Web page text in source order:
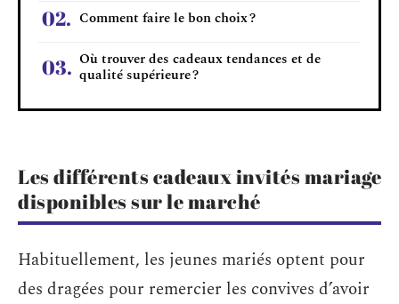
Comment faire le bon choix ?
Où trouver des cadeaux tendances et de
qualité supérieure ?
Les différents cadeaux invités mariage
disponibles sur le marché
Habituellement, les jeunes mariés optent pour
des dragées pour remercier les convives d’avoir